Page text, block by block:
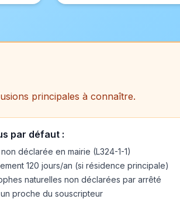
principales à connaître.
par défaut :
déclarée en mairie (L324-1-1)
120 jours/an (si résidence principale)
naturelles non déclarées par arrêté
proche du souscripteur